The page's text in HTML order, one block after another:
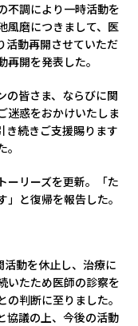
不調により一時活動を
風磨につきまして、医
活動再開させていただ
開を発表した。
の皆さま、ならびに関
迷惑をおかけいたしま
き続きご支援賜ります
ーリーズを更新。「た
と復帰を報告した。
動を休止し、治療に
いたため医師の診察を
判断に至りました。
協議の上、今後の活動